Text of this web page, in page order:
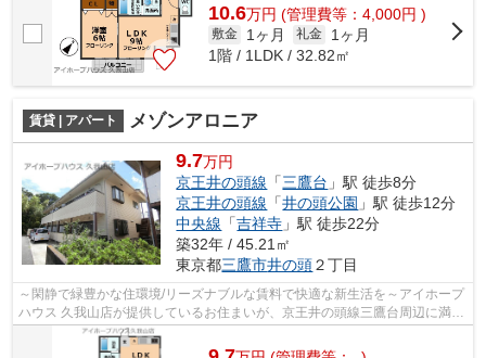
10.6万円 (管理費等：4,000円 )
敷金 1ヶ月 礼金
1ヶ月
1階 / 1LDK / 32.82㎡
賃貸 | アパート メゾンアロニア
9.7万円
京王井の頭線 「三鷹台 」駅 徒歩8分
京王井の頭線 「井の頭公園 」駅 徒歩12分
中央線 「吉祥寺 」駅 徒歩22分
築32年 / 45.21㎡
東京都三鷹市井の頭２丁目
～閑静で緑豊かな住環境/リーズナブルな賃料で快適な新生活を～アイホープ
ハウス 久我山店が提供しているお住まいが、京王井の頭線三鷹台周辺に満載
です。03-5941-5888にて当社へ、お...